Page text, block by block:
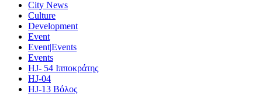
City News
Culture
Development
Event
Event|Events
Events
HJ- 54 Ιπποκράτης
HJ-04
HJ-13 Βόλος